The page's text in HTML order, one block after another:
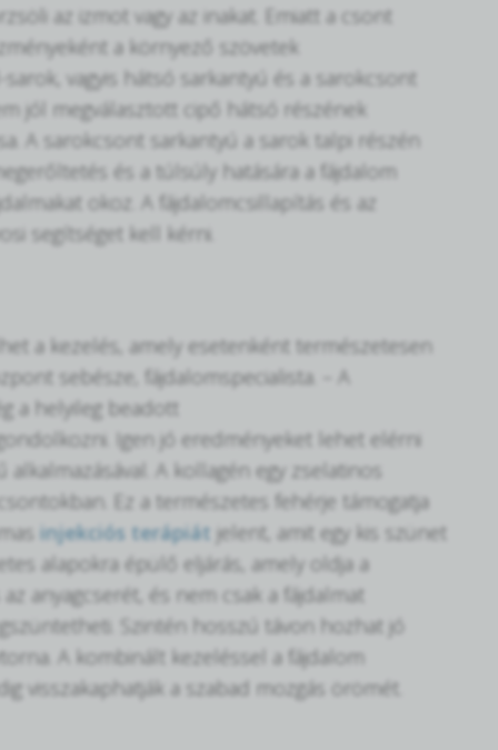
az izmot vagy az inakat. Emiatt a csont
a környező szövetek
vagyis hátsó sarkantyú és a sarokcsont
jól megválasztott cipő hátsó részének
A sarokcsont sarkantyú a sarok talpi részén
és a túlsúly hatására a fájdalom
okoz. A fájdalomcsillapítás és az
segítséget kell kérni.
a kezelés, amely esetenként természetesen
sebésze, fájdalomspecialista. – A
a helyileg beadott
Igen jó eredményeket lehet elérni
A kollagén egy zselatinos
Ez a természetes fehérje támogatja
injekciós terápiát jelent, amit egy kis szünet
alapokra épülő eljárás, amely oldja a
anyagcserét, és nem csak a fájdalmat
Szintén hosszú távon hozhat jó
A kombinált kezeléssel a fájdalom
visszakaphatják a szabad mozgás örömét.